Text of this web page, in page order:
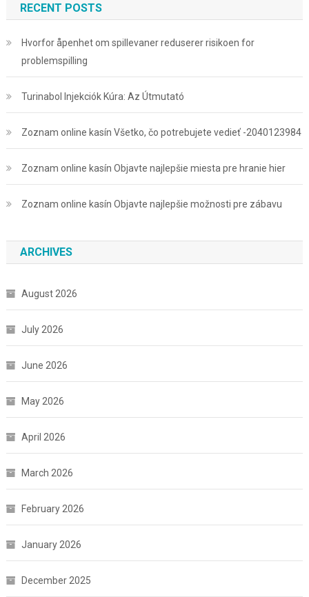
RECENT POSTS
Hvorfor åpenhet om spillevaner reduserer risikoen for
problemspilling
Turinabol Injekciók Kúra: Az Útmutató
Zoznam online kasín Všetko, čo potrebujete vedieť -2040123984
Zoznam online kasín Objavte najlepšie miesta pre hranie hier
Zoznam online kasín Objavte najlepšie možnosti pre zábavu
ARCHIVES
August 2026
July 2026
June 2026
May 2026
April 2026
March 2026
February 2026
January 2026
December 2025